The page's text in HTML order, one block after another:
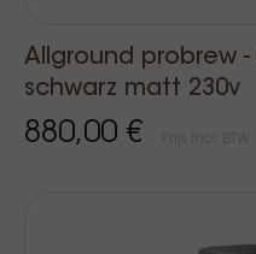
Allground probrew
schwarz matt 230v
880,00 €